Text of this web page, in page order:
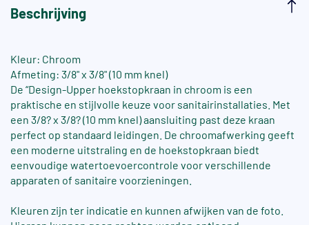
Beschrijving
Kleur: Chroom
Afmeting: 3/8" x 3/8" (10 mm knel)
De “Design-Upper hoekstopkraan in chroom is een
praktische en stijlvolle keuze voor sanitairinstallaties. Met
een 3/8? x 3/8? (10 mm knel) aansluiting past deze kraan
perfect op standaard leidingen. De chroomafwerking geeft
een moderne uitstraling en de hoekstopkraan biedt
eenvoudige watertoevoercontrole voor verschillende
apparaten of sanitaire voorzieningen.
Kleuren zijn ter indicatie en kunnen afwijken van de foto.